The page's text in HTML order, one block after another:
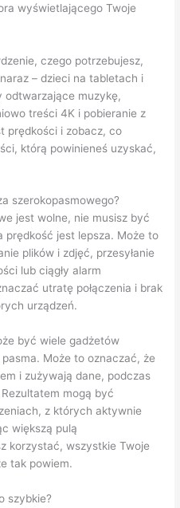
wyświetlającego Twoje
czego potrzebujesz,
– dzieci na tabletach i
odtwarzające muzykę,
treści 4K i pobieranie z
prędkości i zobacz, co
którą powinieneś uzyskać,
szerokopasmowego?
jest wolne, nie musisz być
prędkość jest lepsza. Może to
plików i zdjęć, przesyłanie
lub ciągły alarm
utratę połączenia i brak
urządzeń.
być wiele gadżetów
Może to oznaczać, że
i zużywają dane, podczas
mogą być
z których aktywnie
większą pulą
korzystać, wszystkie Twoje
tak powiem.
szybkie?